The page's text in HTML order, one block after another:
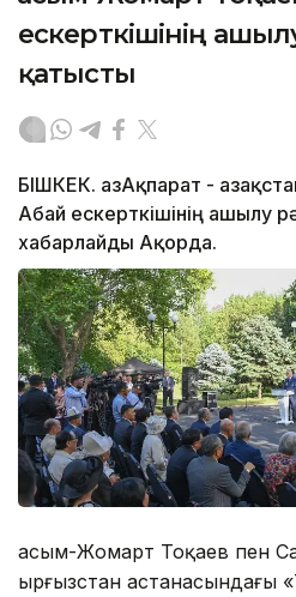
ескерткішінің
қатысты
БІШКЕК. ҚазАқпарат -
Абай ескерткішінің ашылу
хабарлайды Ақорда.
Қасым-Жомарт Тоқаев пен
Қырғызстан астанасындағы